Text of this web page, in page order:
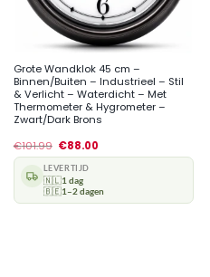
Grote Wandklok 45 cm –
Binnen/Buiten – Industrieel – Stil
& Verlicht – Waterdicht – Met
Thermometer & Hygrometer –
Zwart/Dark Brons
€101.99 €88.00
LEVERTIJD
🇳🇱1 dag
🇧🇪1–2 dagen